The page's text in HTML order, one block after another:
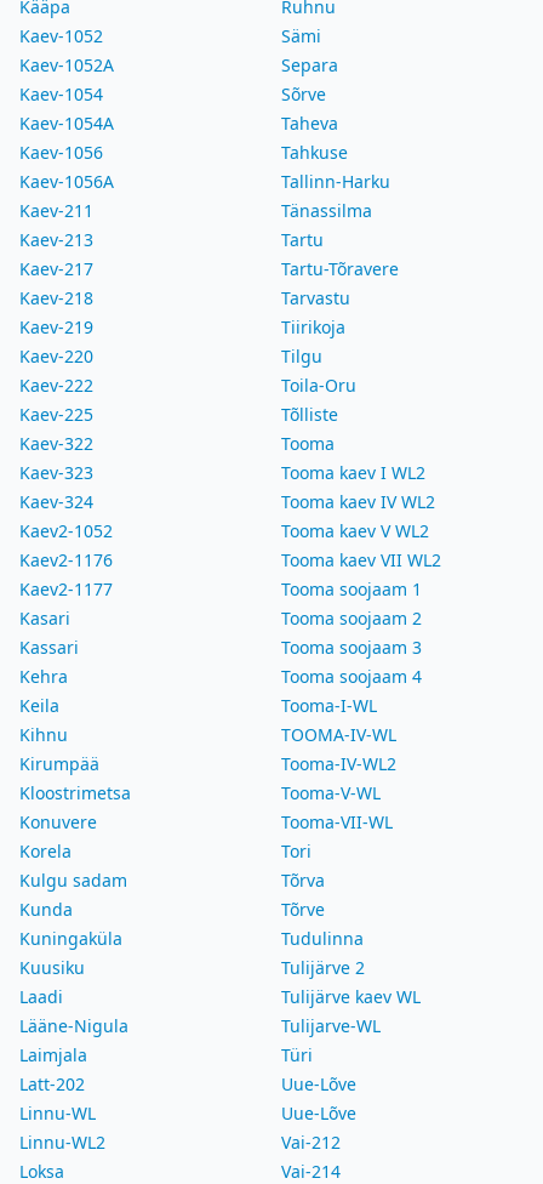
Kääpa
Kaev-1052
Kaev-1052A
Kaev-1054
Kaev-1054A
Kaev-1056
Kaev-1056A
Kaev-211
Kaev-213
Kaev-217
Kaev-218
Kaev-219
Kaev-220
Kaev-222
Kaev-225
Kaev-322
Kaev-323
Kaev-324
Kaev2-1052
Kaev2-1176
Kaev2-1177
Kasari
Kassari
Kehra
Keila
Kihnu
Kirumpää
Kloostrimetsa
Konuvere
Korela
Kulgu sadam
Kunda
Kuningaküla
Kuusiku
Laadi
Lääne-Nigula
Laimjala
Latt-202
Linnu-WL
Linnu-WL2
Loksa
Ruhnu
Sämi
Separa
Sõrve
Taheva
Tahkuse
Tallinn-Harku
Tänassilma
Tartu
Tartu-Tõravere
Tarvastu
Tiirikoja
Tilgu
Toila-Oru
Tõlliste
Tooma
Tooma kaev I WL2
Tooma kaev IV WL2
Tooma kaev V WL2
Tooma kaev VII WL2
Tooma soojaam 1
Tooma soojaam 2
Tooma soojaam 3
Tooma soojaam 4
Tooma-I-WL
TOOMA-IV-WL
Tooma-IV-WL2
Tooma-V-WL
Tooma-VII-WL
Tori
Tõrva
Tõrve
Tudulinna
Tulijärve 2
Tulijärve kaev WL
Tulijarve-WL
Türi
Uue-Lõve
Uue-Lõve
Vai-212
Vai-214